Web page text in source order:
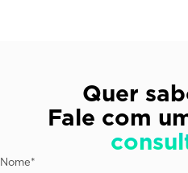
Quer
Fale com
Nome*